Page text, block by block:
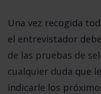
Una vez recogida
el entrevistador
de las pruebas de
cualquier duda que
indicarle los